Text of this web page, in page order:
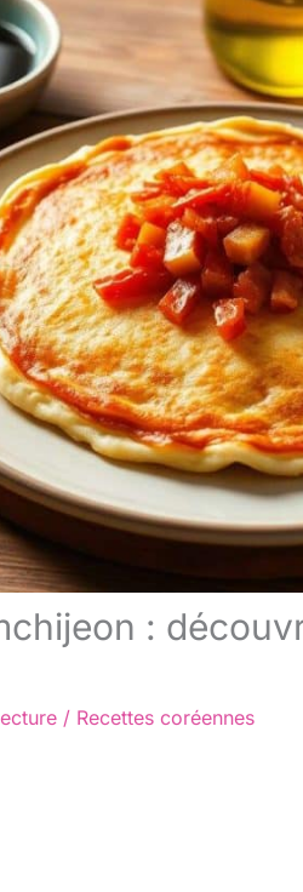
:
/ Recettes coréennes